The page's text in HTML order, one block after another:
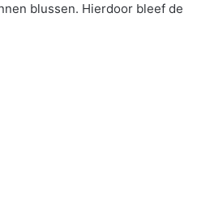
blussen. Hierdoor bleef de